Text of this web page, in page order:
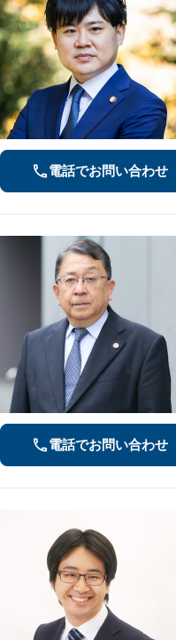
電話でお問い合わせ
電話でお問い合わせ